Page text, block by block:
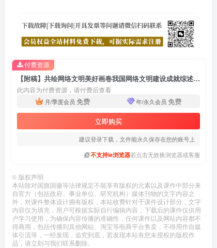
【附稿】共绘网络文明美好画卷我国网络文明建设成就综述党课ppt课件
此内容为付费资源，请付费后查看
月/季度会员 免费 年/永久会员 免费
立即购买
建议登录下载，文件能永久保存在您的账号上
不支持ie浏览器若点击无效换浏览器或客服
付费资源
© 版权声明
本站除对国旗国徽等法律规定不能享有版权的元素以及课件中部分来
自官方（包括政府、事业单位、研究机构）媒体刊物的文字内容之
外，对课件整体设计拥有版权，本站收费针对于课件设计部分，文字
内容仅为填充，用户可根据实际自行编辑内容，下载后的课件仅供用
户学习使用，为确保内容传播的准确性，任何课件以及网站内容都不
得商用，包括传播到其他网站、淘宝等电商平台售卖，不得用作自媒
体引流等，一经发现，追究到底，若发现本站有您未授权的版权作
品，请立刻与我们联系删除。